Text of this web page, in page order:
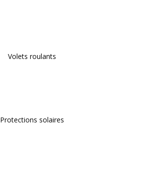
Volets roulants
Protections solaires